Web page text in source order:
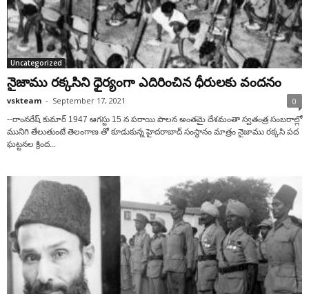
Uncategorized
నైజాము రక్కసిని ధైర్యంగా ఎదిరించిన ధీరులకు వందనం
vskteam - September 17, 2021 0
--రాంనరేష్ కుమార్ 1947 ఆగస్టు 15 న పరాయి పాలన అంతమై దేశమంతా స్వతంత్ర సంబరాల్లో
మునిగి తేలుతుంటే తెలంగాణ తో కూడుకున్న హైదరాబాద్ సంస్థానం మాత్రం నైజాము రక్కసి పద
ఘట్టనల క్రింద...